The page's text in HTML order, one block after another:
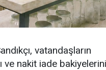
vatandaşların
ve nakit iade bakiyelerini